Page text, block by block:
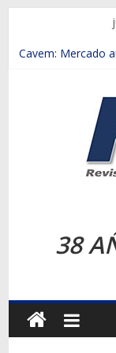
contenido
Chile es el primer
Salfa suma
Samex amplía su
SINOTRUK Pick-
la Expo Compras
38